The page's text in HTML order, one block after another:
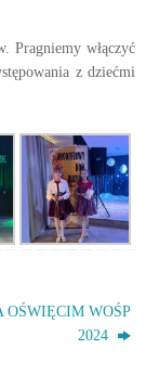
Pragniemy włączyć
z dziećmi
OŚWIĘCIM WOŚP
2024